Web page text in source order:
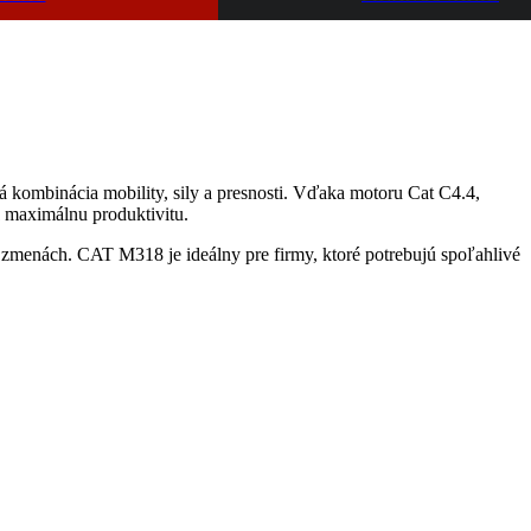
kombinácia mobility, sily a presnosti. Vďaka motoru Cat C4.4,
produktivitu.
CAT M318 je ideálny pre firmy, ktoré potrebujú spoľahlivé